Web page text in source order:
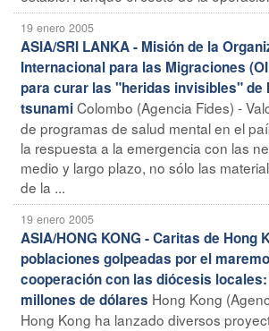
19 enero 2005
ASIA/SRI LANKA - Misión de la
Internacional para las Migraciones
para curar las "heridas invisibles" de
tsunamiColombo (Agencia Fides) -
de programas de salud mental en el
la respuesta a la emergencia con las
medio y largo plazo, no sólo las
de la ...
19 enero 2005
ASIA/HONG KONG - Caritas de Hong
poblaciones golpeadas por el
cooperación con las diócesis
millones de dólares Hong Kong
Hong Kong ha lanzado diversos